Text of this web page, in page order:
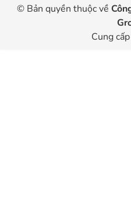
© Bản quyền thuộc về
Cung